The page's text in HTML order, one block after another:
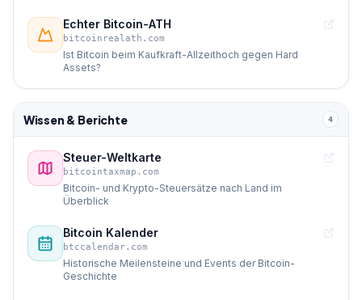
Echter Bitcoin-ATH
bitcoinrealath.com
Ist Bitcoin beim Kaufkraft-Allzeithoch gegen Hard
Assets?
Wissen & Berichte 4
Steuer-Weltkarte
bitcointaxmap.com
Bitcoin- und Krypto-Steuersätze nach Land im
Überblick
Bitcoin Kalender
btccalendar.com
Historische Meilensteine und Events der Bitcoin-
Geschichte